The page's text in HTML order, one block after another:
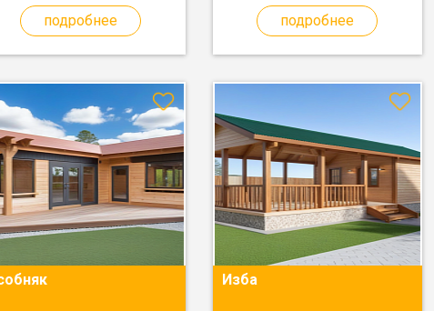
подробнее подробнее
Изба